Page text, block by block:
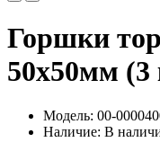
Горшки
50х50мм (3
Модель: 00-
Наличие: В